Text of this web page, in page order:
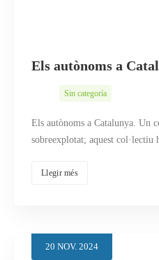
Els autònoms a
Sin categoría
Els autònoms a Catalunya. Un
sobreexplotat; aquest
Llegir més
20 NOV. 2024